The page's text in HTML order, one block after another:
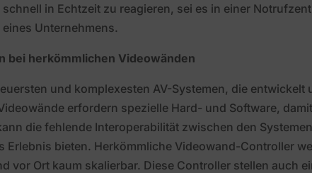
in Echtzeit zu reagieren, sei es in einer
Unternehmens.
bei herkömmlichen Videowänden
und komplexesten AV-Systemen, die entwickelt
erfordern spezielle Hard- und Software,
die fehlende Interoperabilität zwischen den
bieten. Herkömmliche Videowand-Controller
vor Ort kaum skalierbar. Diese Controller stellen auch